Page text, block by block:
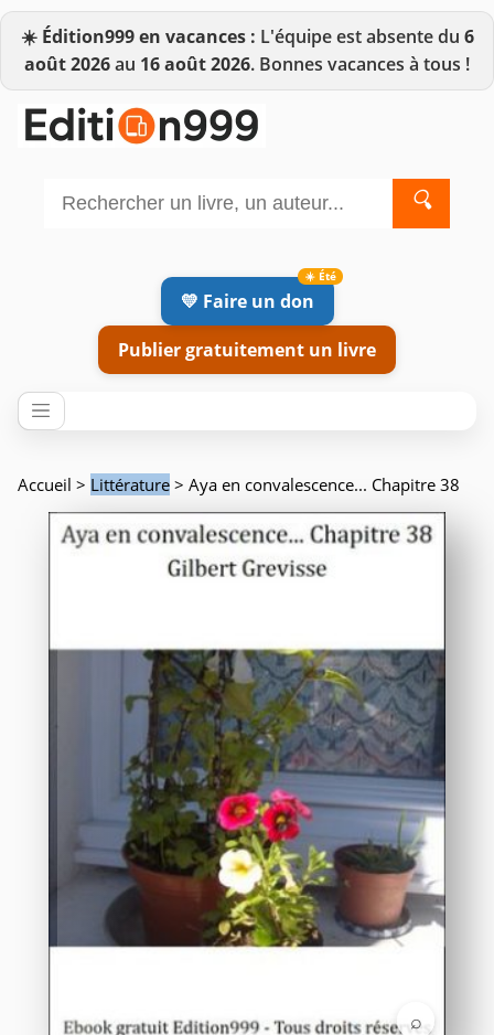
☀️ Édition999 en vacances : L'équipe est absente du 6
août 2026au 16 août 2026. Bonnes vacances à tous !
🔍
💛 Faire un don
Publier gratuitement un livre
Accueil > Littérature > Aya en convalescence... Chapitre 38
⌕